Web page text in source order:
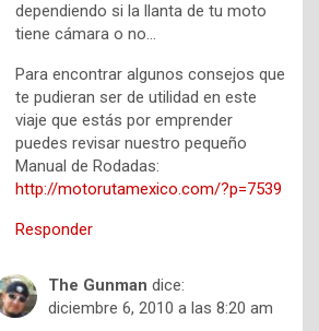
dependiendo si la llanta de tu moto
tiene cámara o no…
Para encontrar algunos consejos que
te pudieran ser de utilidad en este
viaje que estás por emprender
puedes revisar nuestro pequeño
Manual de Rodadas:
http://motorutamexico.com/?p=7539
Responder
The Gunman dice:
diciembre 6, 2010 a las 8:20 am